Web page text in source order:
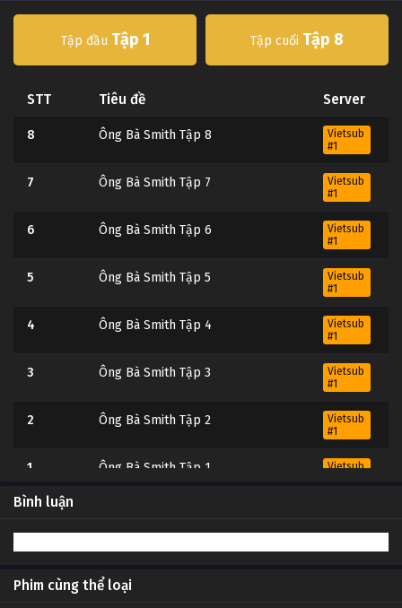
Tập đầu Tập 1 Tập cuối Tập 8
STT Tiêu đề Server
8 Ông Bà Smith Tập 8
Vietsub
#1
7 Ông Bà Smith Tập 7
Vietsub
#1
6 Ông Bà Smith Tập 6
Vietsub
#1
5 Ông Bà Smith Tập 5
Vietsub
#1
4 Ông Bà Smith Tập 4
Vietsub
#1
3 Ông Bà Smith Tập 3
Vietsub
#1
2 Ông Bà Smith Tập 2
Vietsub
#1
1 Ông Bà Smith Tập 1
Vietsub
Bình luận
Phim cùng thể loại